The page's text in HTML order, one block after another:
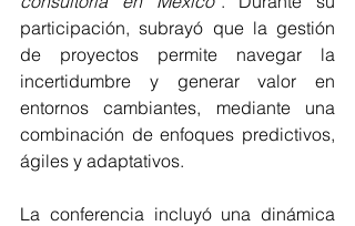
participación, subrayó que la gestión
de proyectos permite navegar la
incertidumbre y generar valor en
entornos cambiantes, mediante una
combinación de enfoques predictivos,
ágiles y adaptativos.
La conferencia incluyó una dinámica